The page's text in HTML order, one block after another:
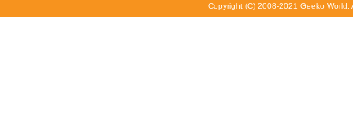
Copyright (C) 2008-2021 Geeko